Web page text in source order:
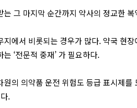
는 그 마지막 순간까지 약사의 정교한
지에서 비롯되는 경우가 많다. 약국 현
‘전문적 중재’ 가 필요하다.
원의 의약품 운전 위험도 등급 표시제
.